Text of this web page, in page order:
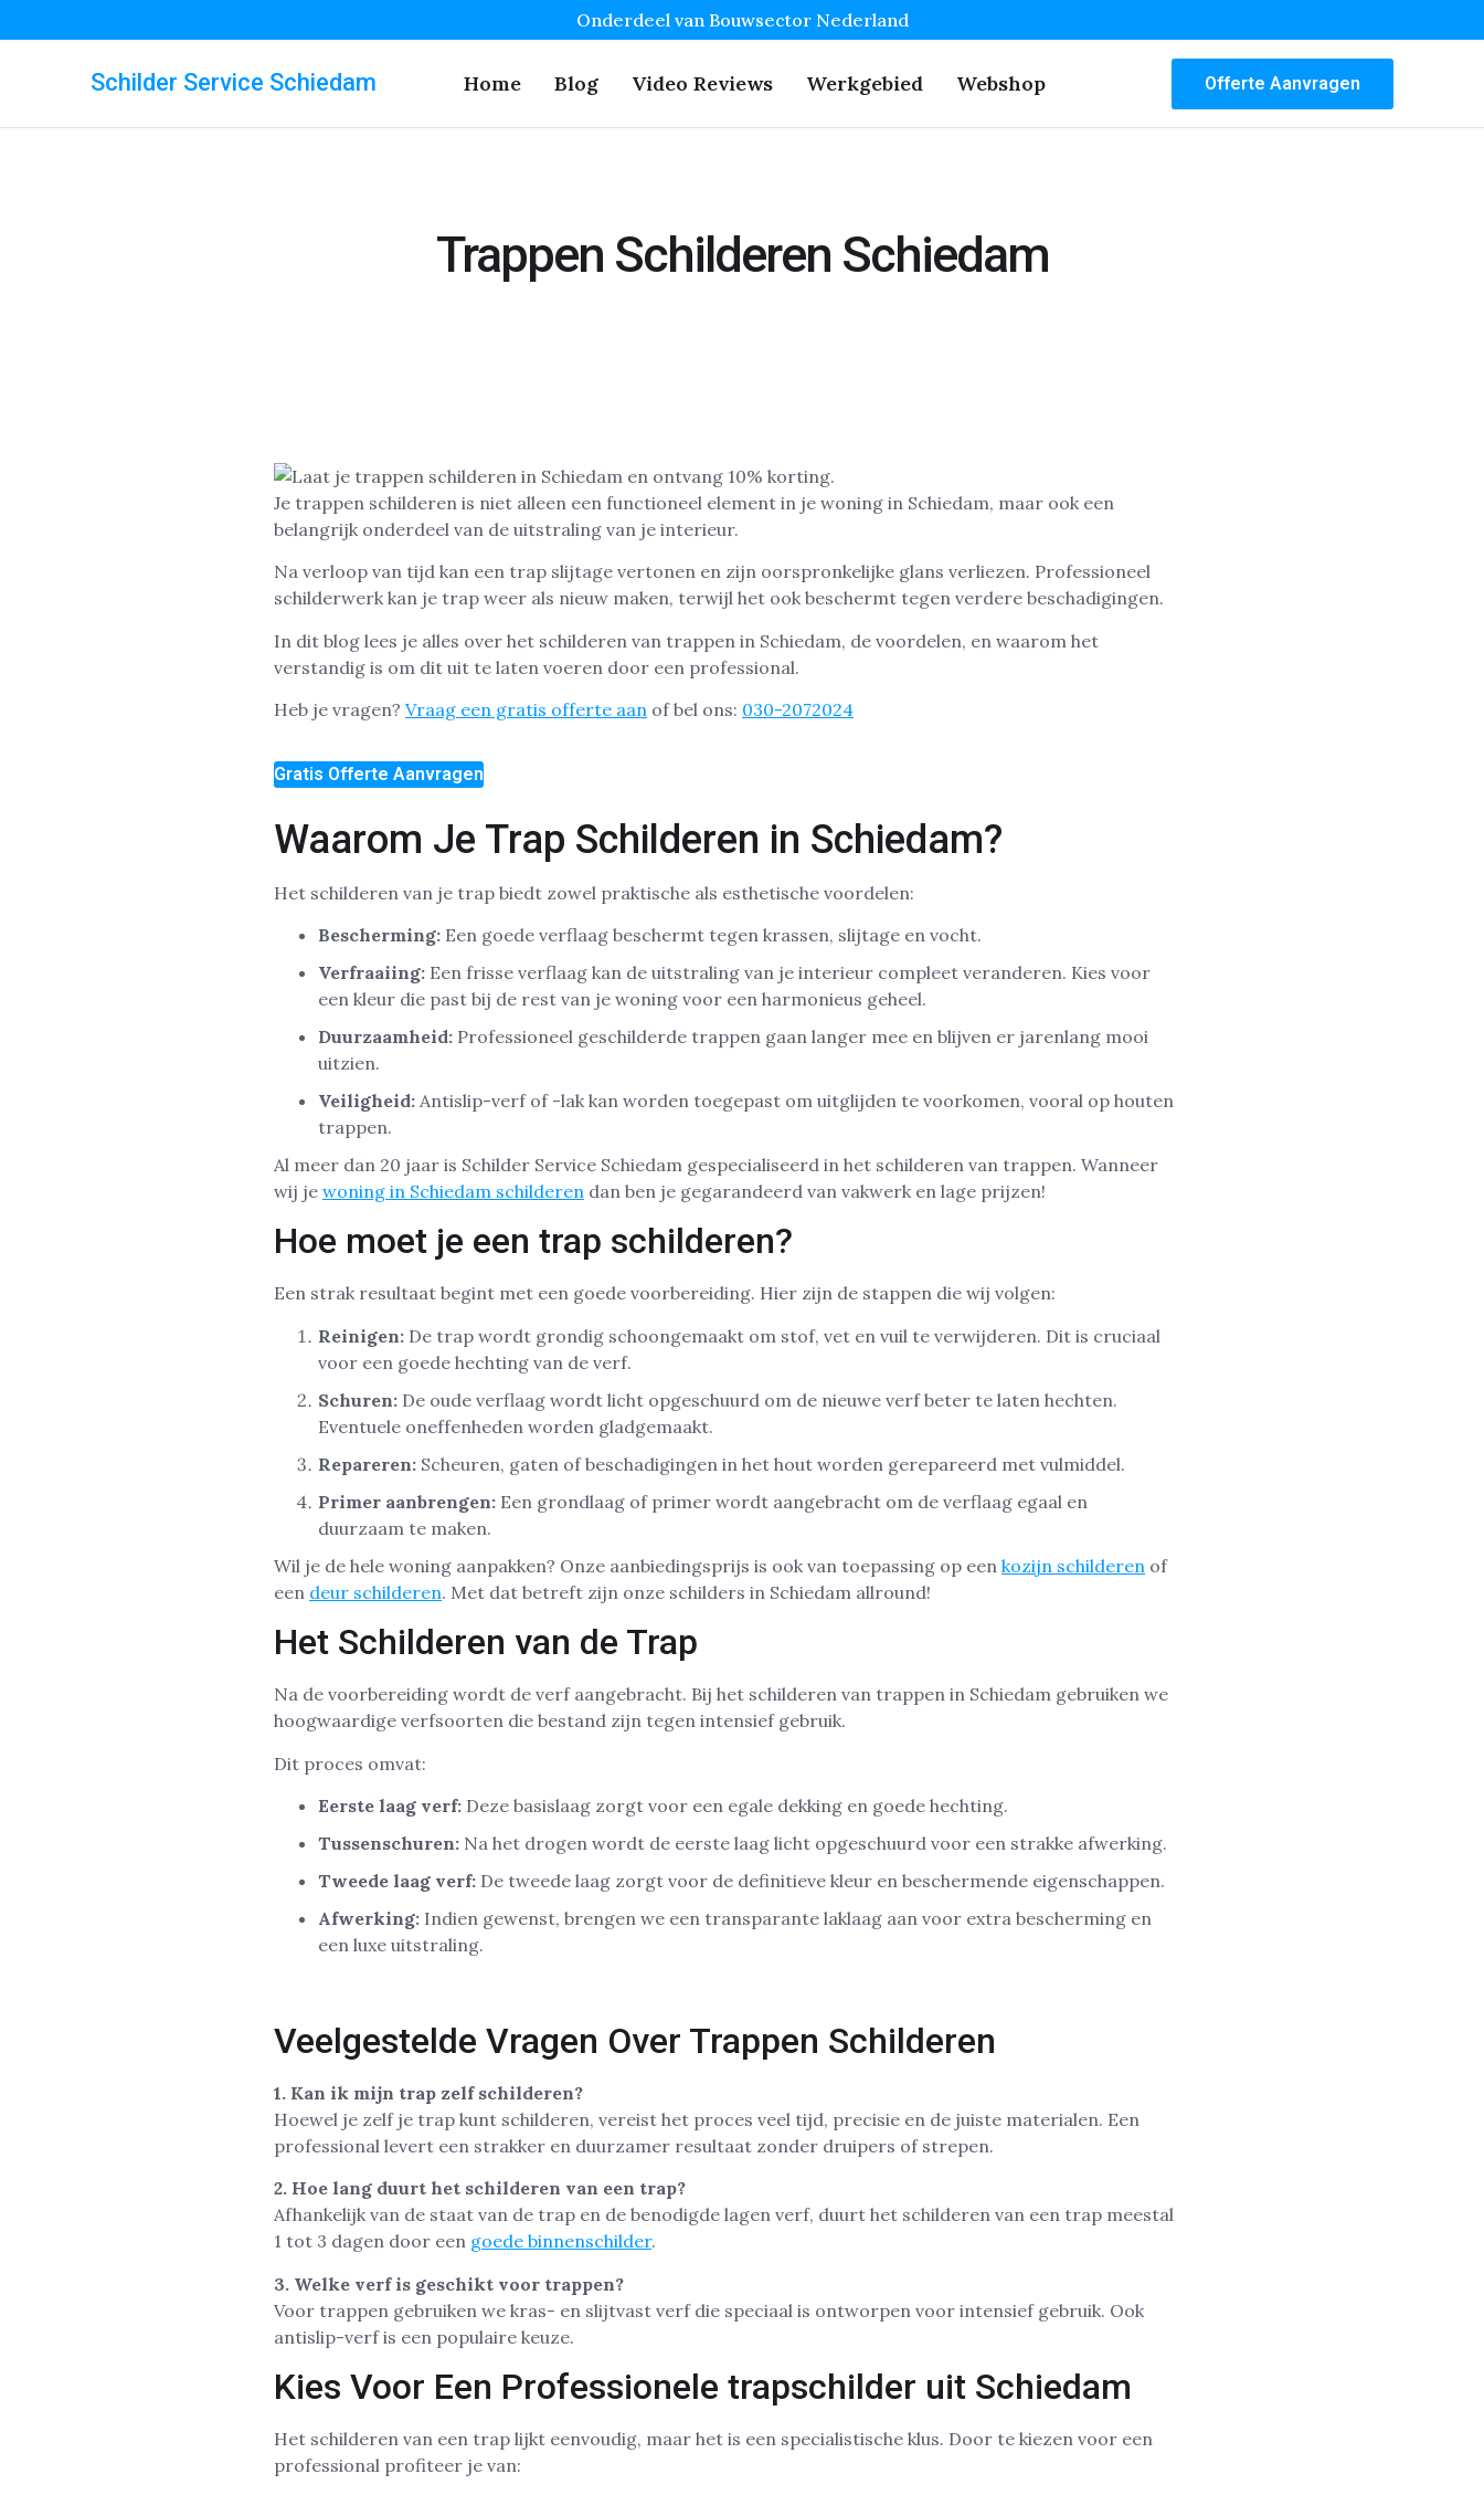
Onderdeel van Bouwsector Nederland
Schilder Service Schiedam Home Blog Video Reviews Werkgebied Webshop Offerte Aanvragen
Trappen Schilderen Schiedam
Je trappen schilderen is niet alleen een functioneel element in je woning in Schiedam, maar ook een
belangrijk onderdeel van de uitstraling van je interieur.
Na verloop van tijd kan een trap slijtage vertonen en zijn oorspronkelijke glans verliezen. Professioneel
schilderwerk kan je trap weer als nieuw maken, terwijl het ook beschermt tegen verdere beschadigingen.
In dit blog lees je alles over het schilderen van trappen in Schiedam, de voordelen, en waarom het
verstandig is om dit uit te laten voeren door een professional.
Heb je vragen? Vraag een gratis offerte aan of bel ons: 030-2072024
Gratis Offerte Aanvragen
Waarom Je Trap Schilderen in Schiedam?
Het schilderen van je trap biedt zowel praktische als esthetische voordelen:
Bescherming: Een goede verflaag beschermt tegen krassen, slijtage en vocht.
Verfraaiing: Een frisse verflaag kan de uitstraling van je interieur compleet veranderen. Kies voor
een kleur die past bij de rest van je woning voor een harmonieus geheel.
Duurzaamheid: Professioneel geschilderde trappen gaan langer mee en blijven er jarenlang mooi
uitzien.
Veiligheid: Antislip-verf of -lak kan worden toegepast om uitglijden te voorkomen, vooral op houten
trappen.
Al meer dan 20 jaar is Schilder Service Schiedam gespecialiseerd in het schilderen van trappen. Wanneer
wij je woning in Schiedam schilderen dan ben je gegarandeerd van vakwerk en lage prijzen!
Hoe moet je een trap schilderen?
Een strak resultaat begint met een goede voorbereiding. Hier zijn de stappen die wij volgen:
Reinigen: De trap wordt grondig schoongemaakt om stof, vet en vuil te verwijderen. Dit is cruciaal
voor een goede hechting van de verf.
Schuren: De oude verflaag wordt licht opgeschuurd om de nieuwe verf beter te laten hechten.
Eventuele oneffenheden worden gladgemaakt.
Repareren: Scheuren, gaten of beschadigingen in het hout worden gerepareerd met vulmiddel.
Primer aanbrengen: Een grondlaag of primer wordt aangebracht om de verflaag egaal en
duurzaam te maken.
Wil je de hele woning aanpakken? Onze aanbiedingsprijs is ook van toepassing op een kozijn schilderen of
een deur schilderen. Met dat betreft zijn onze schilders in Schiedam allround!
Het Schilderen van de Trap
Na de voorbereiding wordt de verf aangebracht. Bij het schilderen van trappen in Schiedam gebruiken we
hoogwaardige verfsoorten die bestand zijn tegen intensief gebruik.
Dit proces omvat:
Eerste laag verf: Deze basislaag zorgt voor een egale dekking en goede hechting.
Tussenschuren: Na het drogen wordt de eerste laag licht opgeschuurd voor een strakke afwerking.
Tweede laag verf: De tweede laag zorgt voor de definitieve kleur en beschermende eigenschappen.
Afwerking: Indien gewenst, brengen we een transparante laklaag aan voor extra bescherming en
een luxe uitstraling.
Veelgestelde Vragen Over Trappen Schilderen
1. Kan ik mijn trap zelf schilderen?
Hoewel je zelf je trap kunt schilderen, vereist het proces veel tijd, precisie en de juiste materialen. Een
professional levert een strakker en duurzamer resultaat zonder druipers of strepen.
2. Hoe lang duurt het schilderen van een trap?
Afhankelijk van de staat van de trap en de benodigde lagen verf, duurt het schilderen van een trap meestal
1 tot 3 dagen door een goede binnenschilder.
3. Welke verf is geschikt voor trappen?
Voor trappen gebruiken we kras- en slijtvast verf die speciaal is ontworpen voor intensief gebruik. Ook
antislip-verf is een populaire keuze.
Kies Voor Een Professionele trapschilder uit Schiedam
Het schilderen van een trap lijkt eenvoudig, maar het is een specialistische klus. Door te kiezen voor een
professional profiteer je van: